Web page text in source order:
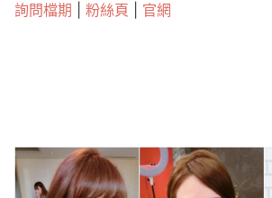
詢問檔期 粉絲頁 官網